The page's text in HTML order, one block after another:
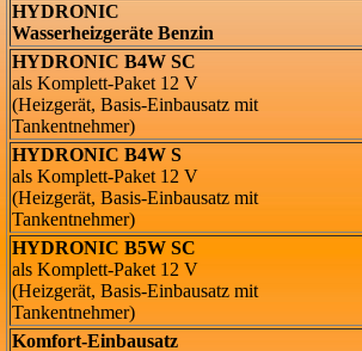
HYDRONIC
Wasserheizgeräte Benzin
HYDRONIC B4W SC
als Komplett-Paket 12 V
(Heizgerät, Basis-Einbausatz mit
Tankentnehmer)
HYDRONIC B4W S
als Komplett-Paket 12 V
(Heizgerät, Basis-Einbausatz mit
Tankentnehmer)
HYDRONIC B5W SC
als Komplett-Paket 12 V
(Heizgerät, Basis-Einbausatz mit
Tankentnehmer)
Komfort-Einbausatz